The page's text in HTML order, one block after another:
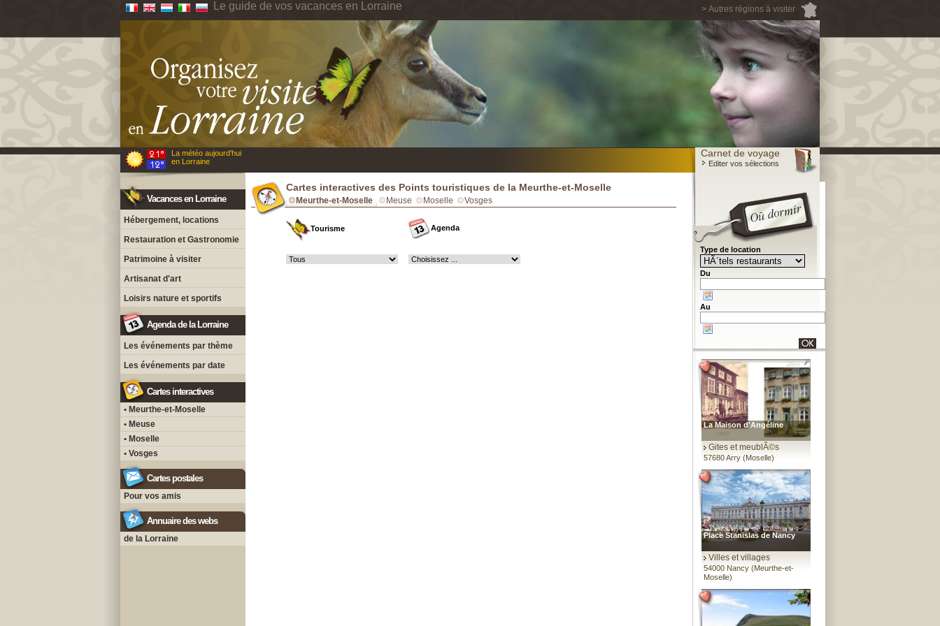
> Autres régions à visiter
Le guide de vos vacances en Lorraine
La météo aujourd'hui
en Lorraine
Carnet de voyage
Editer vos sélections
Vacances en Lorraine
Hébergement, locations
Restauration et Gastronomie
Patrimoine à visiter
Artisanat d'art
Loisirs nature et sportifs
Agenda de la Lorraine
Les événements par thème
Les événements par date
Cartes interactives
• Meurthe-et-Moselle
• Meuse
• Moselle
• Vosges
Cartes postales
Pour vos amis
Annuaire des webs
de la Lorraine
Cartes interactives des Points touristiques de la Meurthe-et-Moselle
Meurthe-et-Moselle Meuse Moselle Vosges
Tourisme Agenda
Type de location
Du
Au
La Maison d'Angéline
Gites et meublÃ©s
57680 Arry (Moselle)
Place Stanislas de Nancy
Villes et villages
54000 Nancy (Meurthe-et-
Moselle)